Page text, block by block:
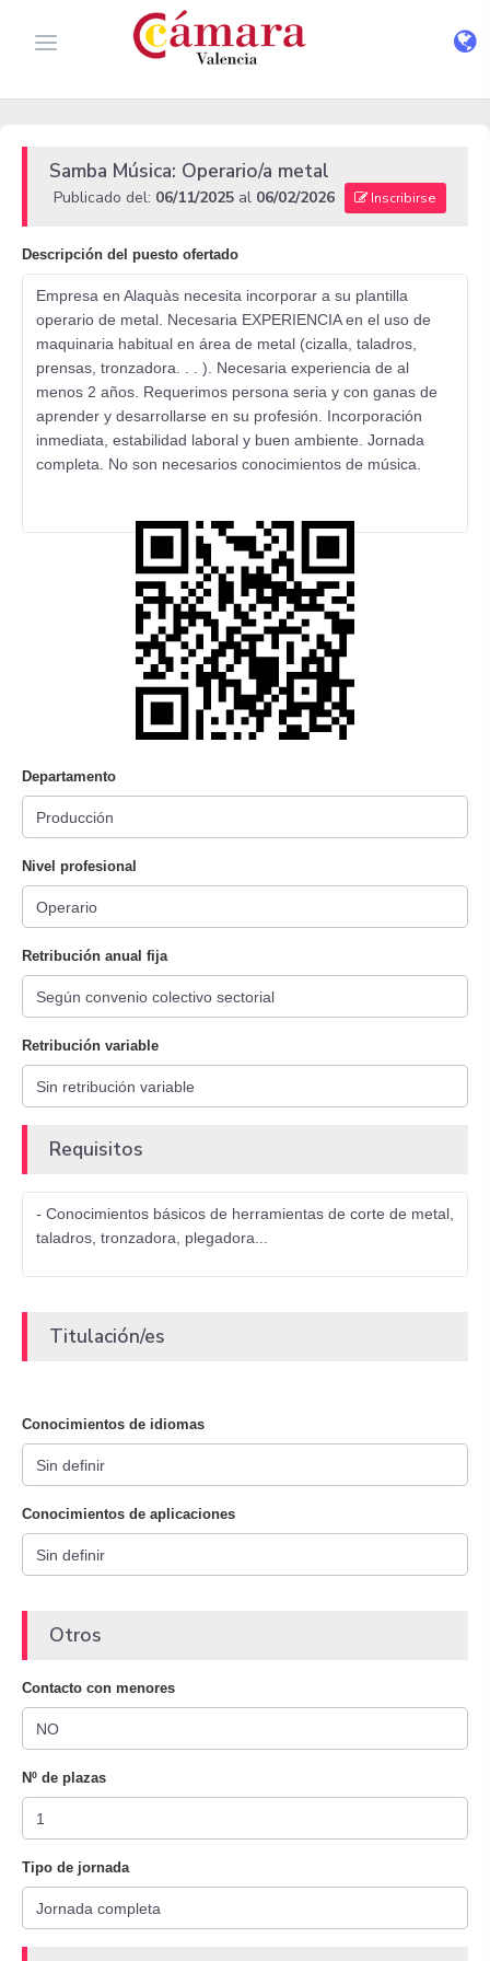
Samba Música: Operario/a metal
Publicado del: 06/11/2025 al 06/02/2026 Inscribirse
Descripción del puesto ofertado
Empresa en Alaquàs necesita incorporar a su plantilla
operario de metal. Necesaria EXPERIENCIA en el uso de
maquinaria habitual en área de metal (cizalla, taladros,
prensas, tronzadora. . . ). Necesaria experiencia de al
menos 2 años. Requerimos persona seria y con ganas de
aprender y desarrollarse en su profesión. Incorporación
inmediata, estabilidad laboral y buen ambiente. Jornada
completa. No son necesarios conocimientos de música.
Departamento
Nivel profesional
Retribución anual fija
Retribución variable
Requisitos
- Conocimientos básicos de herramientas de corte de metal,
taladros, tronzadora, plegadora...
Titulación/es
Conocimientos de idiomas
Conocimientos de aplicaciones
Otros
Contacto con menores
Nº de plazas
Tipo de jornada